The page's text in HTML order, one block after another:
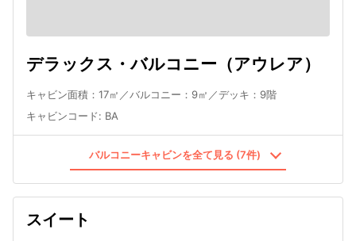
デラックス・バルコニー（アウレア）
キャビン面積：17㎡／バルコニー：9㎡／デッキ：9階
キャビンコード: BA
バルコニーキャビンを全て見る (7件)
スイート